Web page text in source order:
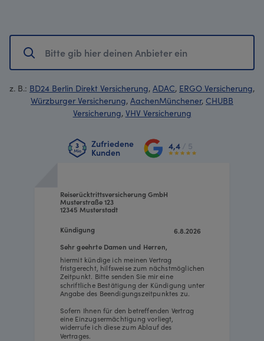
z. B.: BD24 Berlin Direkt Versicherung, ADAC, ERGO Versicherung,
Würzburger Versicherung, AachenMünchener, CHUBB
Versicherung, VHV Versicherung
Zufriedene
Kunden
4,4 / 5
6.8.2026
Reiserücktrittsversicherung GmbH
Musterstraße 123
12345 Musterstadt
hiermit kündige ich meinen Vertrag
fristgerecht, hilfsweise zum nächstmöglichen
Zeitpunkt. Bitte senden Sie mir eine
schriftliche Bestätigung der Kündigung unter
Angabe des Beendigungszeitpunktes zu.
Sofern Ihnen für den betreffenden Vertrag
eine Einzugsermächtigung vorliegt,
widerrufe ich diese zum Ablauf des
Vertrages.
Sehr geehrte Damen und Herren,
Kündigung